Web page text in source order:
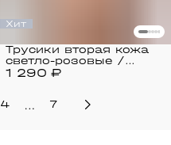
Хит
1 290 ₽
Трусики вторая кожа
светло-розовые /
Second Skin
4 … 7